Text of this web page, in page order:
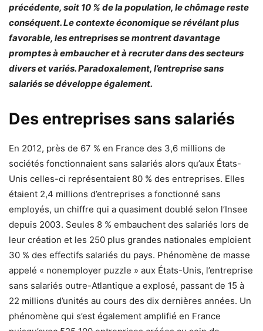
précédente, soit 10 % de la population, le chômage reste
conséquent. Le contexte économique se révélant plus
favorable, les entreprises se montrent davantage
promptes à embaucher et à recruter dans des secteurs
divers et variés. Paradoxalement, l’entreprise sans
salariés se développe également.
Des entreprises sans salariés
En 2012, près de 67 % en France des 3,6 millions de
sociétés fonctionnaient sans salariés alors qu’aux États-
Unis celles-ci représentaient 80 % des entreprises. Elles
étaient 2,4 millions d’entreprises a fonctionné sans
employés, un chiffre qui a quasiment doublé selon l’Insee
depuis 2003. Seules 8 % embauchent des salariés lors de
leur création et les 250 plus grandes nationales emploient
30 % des effectifs salariés du pays. Phénomène de masse
appelé « nonemployer puzzle » aux États-Unis, l’entreprise
sans salariés outre-Atlantique a explosé, passant de 15 à
22 millions d’unités au cours des dix dernières années. Un
phénomène qui s’est également amplifié en France